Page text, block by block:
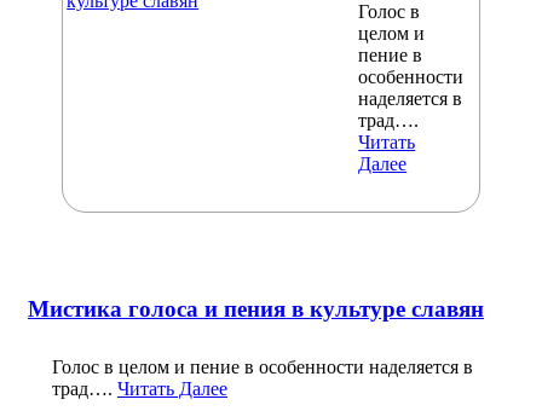
Голос в
целом и
пение в
особенности
наделяется в
трад….
Читать
Далее
Мистика голоса и пения в культуре славян
Голос в целом и пение в особенности наделяется в
трад…. Читать Далее